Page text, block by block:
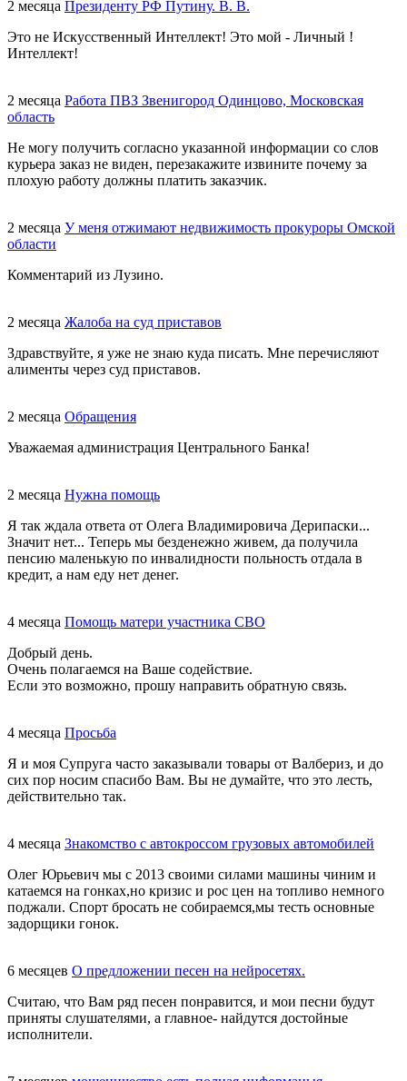
2 месяца Президенту РФ Путину. В. В.
Это не Искусственный Интеллект! Это мой - Личный !
Интеллект!
2 месяца Работа ПВЗ Звенигород Одинцово, Московская
область
Не могу получить согласно указанной информации со слов
курьера заказ не виден, перезакажите извините почему за
плохую работу должны платить заказчик.
2 месяца У меня отжимают недвижимость прокуроры Омской
области
Комментарий из Лузино.
2 месяца Жалоба на суд приставов
Здравствуйте, я уже не знаю куда писать. Мне перечисляют
алименты через суд приставов.
2 месяца Обращения
Уважаемая администрация Центрального Банка!
2 месяца Нужна помощь
Я так ждала ответа от Олега Владимировича Дерипаски...
Значит нет... Теперь мы безденежно живем, да получила
пенсию маленькую по инвалидности польность отдала в
кредит, а нам еду нет денег.
4 месяца Помощь матери участника СВО
Добрый день.
Очень полагаемся на Ваше содействие.
Если это возможно, прошу направить обратную связь.
4 месяца Просьба
Я и моя Супруга часто заказывали товары от Валбериз, и до
сих пор носим спасибо Вам. Вы не думайте, что это лесть,
действительно так.
4 месяца Знакомство с автокроссом грузовых автомобилей
Олег Юрьевич мы с 2013 своими силами машины чиним и
катаемся на гонках,но кризис и рос цен на топливо немного
поджали. Спорт бросать не собираемся,мы тесть основные
задорщики гонок.
6 месяцев О предложении песен на нейросетях.
Считаю, что Вам ряд песен понравится, и мои песни будут
приняты слушателями, а главное- найдутся достойные
исполнители.